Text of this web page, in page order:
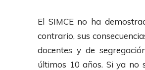
El SIMCE no ha
contrario, sus
docentes y de
últimos 10 años. Si ya no